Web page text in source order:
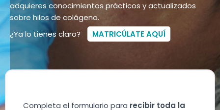
adquieres conocimientos prácticos y actualizados
sobre hilos de colágeno.
¿Ya lo tienes claro?
MATRICÚLATE AQUÍ
Completa el formulario para recibir toda la